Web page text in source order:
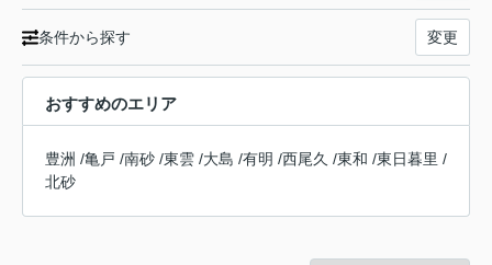
条件から探す 変更
おすすめのエリア
豊洲 /亀戸 /南砂 /東雲 /大島 /有明 /西尾久 /東和 /東日暮里 /
北砂